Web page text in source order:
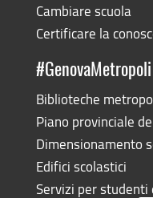
Cambiare scuola
Certificare la
Biblioteche
Piano provinciale
Dimensionamento
Edifici scolastici
Servizi per studenti